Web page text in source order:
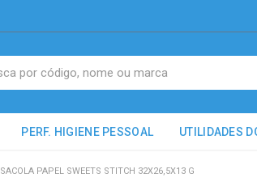
PERF. HIGIENE PESSOAL UTILIDADES
SACOLA PAPEL SWEETS STITCH 32X26,5X13 G